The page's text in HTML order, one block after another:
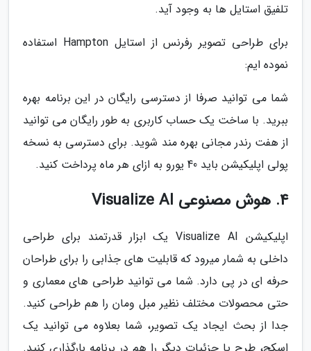
تلفیق استایل ها به وجود آید.
برای طراحی تصویر رفرنس از استایل Hampton استفاده
نموده ایم:
شما می توانید صرفا از دسترسی رایگان در این برنامه بهره
ببرید. با ساخت یک حساب کاربری به طور رایگان می توانید
از هفت رندر مجانی بهره مند شوید. برای دسترسی به نسخه
پولی اپلیکیشن باید 40 یورو به ازای هر ماه پرداخت کنید.
4. هوش مصنوعی Visualize AI
اپلیکیشن Visualize AI یک ابزار قدرتمند برای طراحی
داخلی به شمار میرود که قابلیت های جذابی را برای طراحان
حرفه ای در پی دارد. شما می توانید طراحی های معماری و
حتی محصولات مختلف نظیر مبل ومان را هم طراحی کنید.
جدا از بحث ایجاد یک تصویر، شما بعلاوه می توانید یک